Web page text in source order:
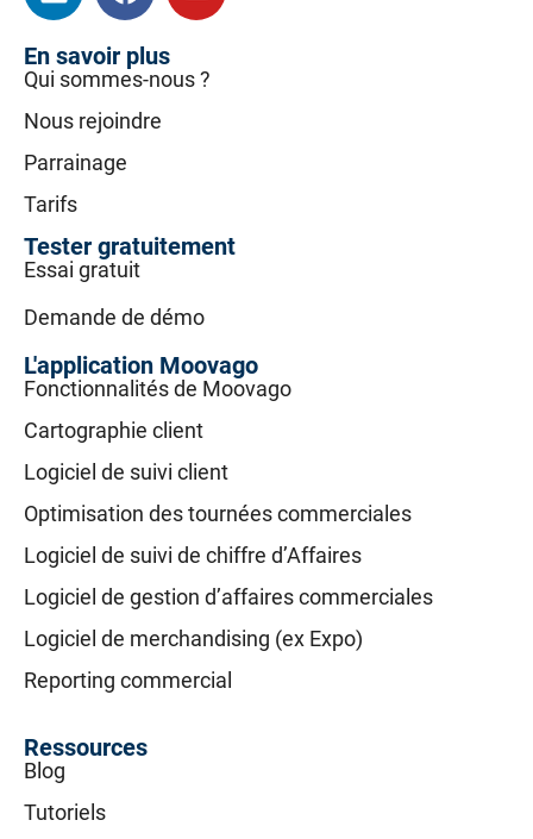
En savoir plus
Qui sommes-nous ?
Nous rejoindre
Parrainage
Tarifs
Tester gratuitement
Essai gratuit
Demande de démo
L'application Moovago
Fonctionnalités de Moovago
Cartographie client
Logiciel de suivi client
Optimisation des tournées commerciales
Logiciel de suivi de chiffre d’Affaires
Logiciel de gestion d’affaires commerciales
Logiciel de merchandising (ex Expo)
Reporting commercial
Ressources
Blog
Tutoriels